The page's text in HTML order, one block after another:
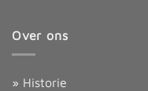
Over ons
» Historie